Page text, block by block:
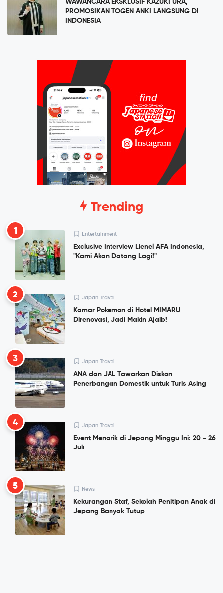
WAWANCARA EKSKLUSIF KAZUKI URA,
PROMOSIKAN TOGEN ANKI LANGSUNG DI
INDONESIA
Trending
1 Entertainment
Exclusive Interview Lienel AFA Indonesia,
"Kami Akan Datang Lagi!"
2 Japan Travel
Kamar Pokemon di Hotel MIMARU
Direnovasi, Jadi Makin Ajaib!
3 Japan Travel
ANA dan JAL Tawarkan Diskon
Penerbangan Domestik untuk Turis Asing
4 Japan Travel
Event Menarik di Jepang Minggu Ini: 20 - 26
Juli
5 News
Kekurangan Staf, Sekolah Penitipan Anak di
Jepang Banyak Tutup